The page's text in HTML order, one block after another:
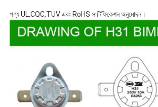
পণ্য UL,CQC,TUV এবং RoHS সার্টিফিকেশন অনুমোদন।